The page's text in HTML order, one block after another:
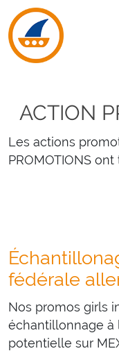
Skip to navigation
Skip to main content
ACTION
Les actions
PROMOTIONS
fédérale
Nos promos girls
échantillonnage à
potentielle sur